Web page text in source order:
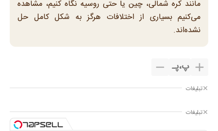
مانند کره شمالی، چین یا حتی روسیه نگاه کنیم، مشاهده
می‌کنیم بسیاری از اختلافات هرگز به شکل کامل حل
نشده‌اند.
پ،پـ
تبلیغات
تبلیغات